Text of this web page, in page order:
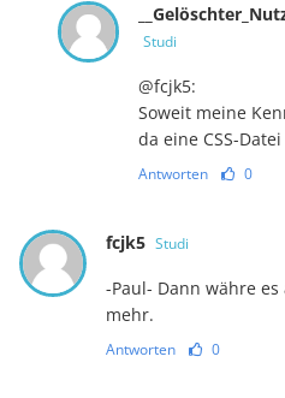
Studi
@fcjk5:
Soweit meine
da eine CSS-
Antworten 0
fcjk5 Studi
-Paul- Dann währe
mehr.
Antworten 0